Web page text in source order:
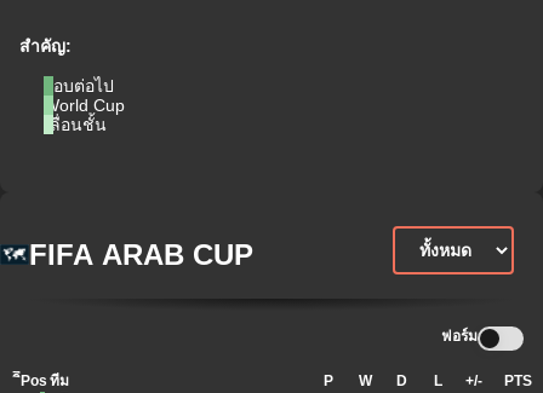
สำคัญ:
รอบต่อไป
World Cup
เลื่อนชั้น
FIFA ARAB CUP
ฟอร์ม
ิีPos ทีม P W D L +/- PTS